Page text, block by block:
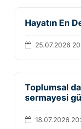
Hayatın En
25.07.2026
Toplumsal
sermayesi
18.07.2026